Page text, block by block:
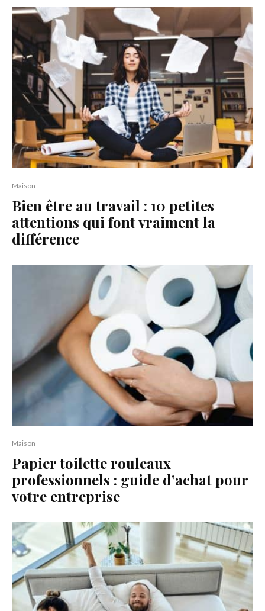
Maison
Bien être au travail : 10 petites
attentions qui font vraiment la
différence
Maison
Papier toilette rouleaux
professionnels : guide d’achat pour
votre entreprise